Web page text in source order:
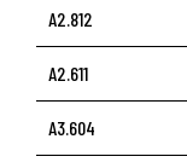
A2.812
A2.611
A3.604